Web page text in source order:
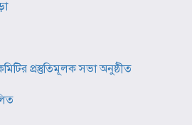
প্রস্তুতিমূলক সভা অনুষ্ঠীত